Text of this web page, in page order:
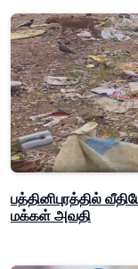
பத்தினிபுரத்தில்
மக்கள் அவதி